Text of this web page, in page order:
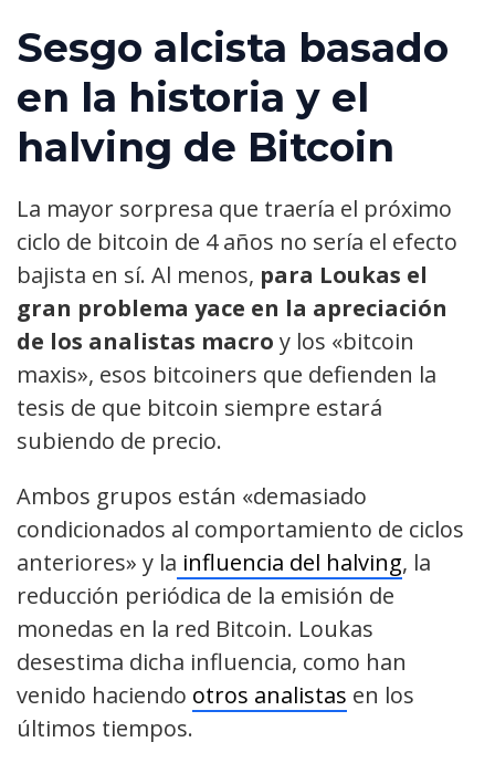
Sesgo alcista basado
en la historia y el
halving de Bitcoin
La mayor sorpresa que traería el próximo
ciclo de bitcoin de 4 años no sería el efecto
bajista en sí. Al menos, para Loukas el
gran problema yace en la apreciación
de los analistas macro y los «bitcoin
maxis», esos bitcoiners que defienden la
tesis de que bitcoin siempre estará
subiendo de precio.
Ambos grupos están «demasiado
condicionados al comportamiento de ciclos
anteriores» y la influencia del halving, la
reducción periódica de la emisión de
monedas en la red Bitcoin. Loukas
desestima dicha influencia, como han
venido haciendo otros analistas en los
últimos tiempos.